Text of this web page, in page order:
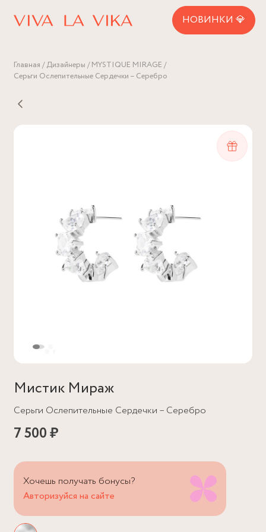
НОВИНКИ 💎
Главная Дизайнеры
MYSTIQUE MIRAGE
Серьги Ослепительные Сердечки – Серебро
Мистик Мираж
Серьги Ослепительные Сердечки – Серебро
7 500 ₽
Хочешь получать бонусы?
Авторизуйся на сайте